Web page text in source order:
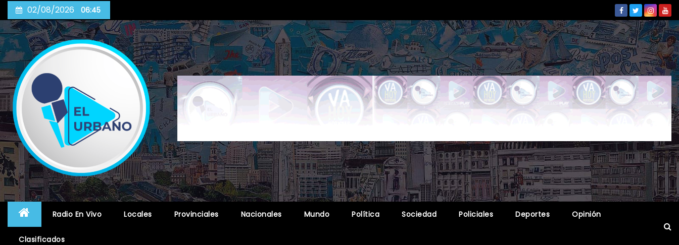
to
content
02/08/2026 06:45
Radio En Vivo Locales Provinciales Nacionales Mundo Política Sociedad Policiales Deportes Opinión
Clasificados